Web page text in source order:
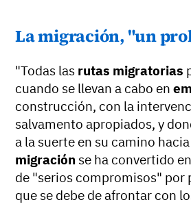
La migración, "un
"Todas las rutas migratorias
cuando se llevan a cabo en
construcción, con la
salvamento apropiados, y
a la suerte en su camino
migración se ha convertido
de "serios compromisos" por
que se debe de afrontar con